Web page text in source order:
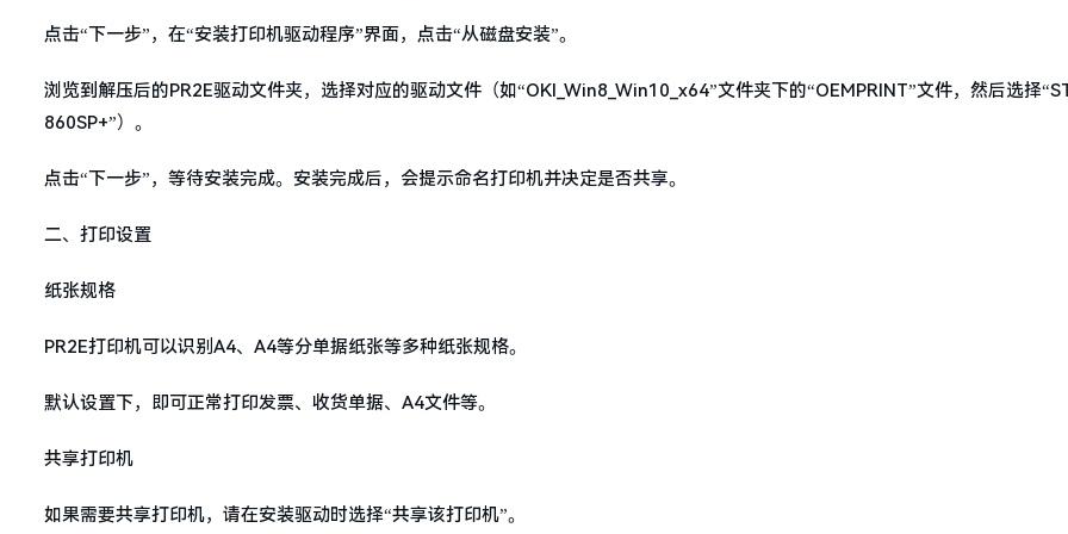
点击“下一步”，在“安装打印机驱动程序”界面，点击“从磁盘安装”。
浏览到解压后的PR2E驱动文件夹，选择对应的驱动文件（如“OKI_Win8_Win10_x64”文件夹下的“OEMPRINT”文件，然后选择
860SP+”）。
点击“下一步”，等待安装完成。安装完成后，会提示命名打印机并决定是否共享。
二、打印设置
纸张规格
PR2E打印机可以识别A4、A4等分单据纸张等多种纸张规格。
默认设置下，即可正常打印发票、收货单据、A4文件等。
共享打印机
如果需要共享打印机，请在安装驱动时选择“共享该打印机”。